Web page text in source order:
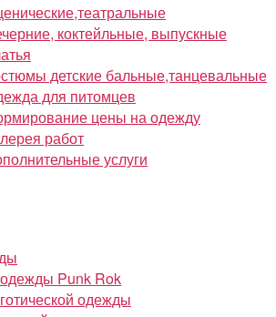
коктейльные, выпускные
детские бальные,танцевальные
для питомцев
цены на одежду
работ
услуги
Punk Rok
одежды